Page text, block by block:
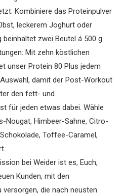
Kombiniere das Proteinpulver
leckerem Joghurt oder
zwei Beutel á 500 g.
Mit zehn köstlichen
unser Protein 80 Plus jedem
damit der Post-Workout
den fett- und
für jeden etwas dabei. Wähle
Nougat, Himbeer-Sahne, Citro-
Toffee-Caramel,
bei Weider ist es, Euch,
Kunden, mit den
die nach neusten